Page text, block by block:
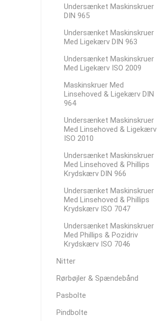
Undersænket Maskinskruer
DIN 965
Undersænket Maskinskruer
Med Ligekærv DIN 963
Undersænket Maskinskruer
Med Ligekærv ISO 2009
Maskinskruer Med
Linsehoved & Ligekærv DIN
964
Undersænket Maskinskruer
Med Linsehoved & Ligekærv
ISO 2010
Undersænket Maskinskruer
Med Linsehoved & Phillips
Krydskærv DIN 966
Undersænket Maskinskruer
Med Linsehoved & Phillips
Krydskærv ISO 7047
Undersænket Maskinskruer
Med Phillips & Pozidriv
Krydskærv ISO 7046
Nitter
Rørbøjler & Spændebånd
Pasbolte
Pindbolte